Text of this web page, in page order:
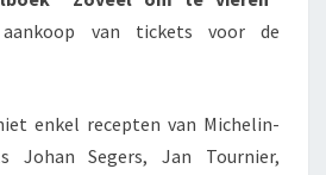
van tickets voor de
enkel recepten van Michelin-
Johan Segers, Jan Tournier,